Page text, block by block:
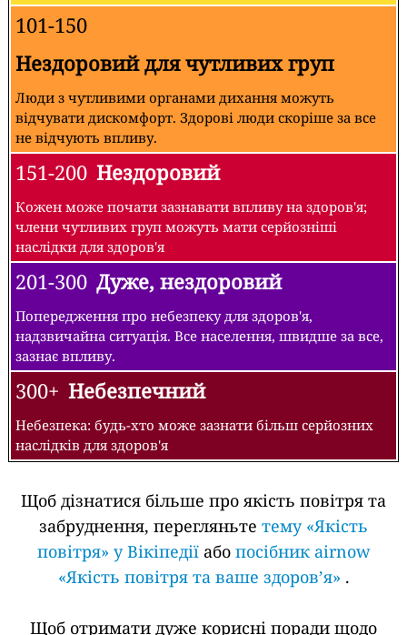
101-150
Нездоровий для чутливих груп
Люди з чутливими органами дихання можуть
відчувати дискомфорт. Здорові люди скоріше за все
не відчують впливу.
151-200 Нездоровий
Кожен може почати зазнавати впливу на здоров'я;
члени чутливих груп можуть мати серйозніші
наслідки для здоров'я
201-300 Дуже, нездоровий
Попередження про небезпеку для здоров'я,
надзвичайна ситуація. Все населення, швидше за все,
зазнає впливу.
300+ Небезпечний
Небезпека: будь-хто може зазнати більш серйозних
наслідків для здоров'я
Щоб дізнатися більше про якість повітря та
забруднення, перегляньте тему «Якість
повітря» у Вікіпедіїабо посібник airnow
«Якість повітря та ваше здоров’я» .
Щоб отримати дуже корисні поради щодо